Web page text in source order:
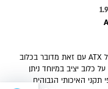
כלוב 510 הוא הכלוב הקטן במשפחת הכלובים של ATX עם זאת מדובר בכלוב
כלוב יציב במיוחד ניתן
על פי תקני האיכותי הגבוהים